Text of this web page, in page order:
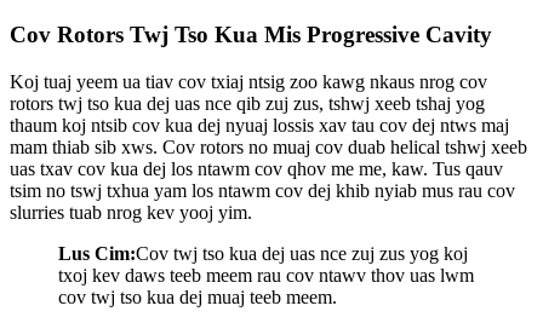
Cov Rotors Twj Tso Kua Mis Progressive Cavity
Koj tuaj yeem ua tiav cov txiaj ntsig zoo kawg nkaus nrog cov
rotors twj tso kua dej uas nce qib zuj zus, tshwj xeeb tshaj yog
thaum koj ntsib cov kua dej nyuaj lossis xav tau cov dej ntws maj
mam thiab sib xws. Cov rotors no muaj cov duab helical tshwj xeeb
uas txav cov kua dej los ntawm cov qhov me me, kaw. Tus qauv
tsim no tswj txhua yam los ntawm cov dej khib nyiab mus rau cov
slurries tuab nrog kev yooj yim.
Lus Cim:Cov twj tso kua dej uas nce zuj zus yog koj
txoj kev daws teeb meem rau cov ntawv thov uas lwm
cov twj tso kua dej muaj teeb meem.